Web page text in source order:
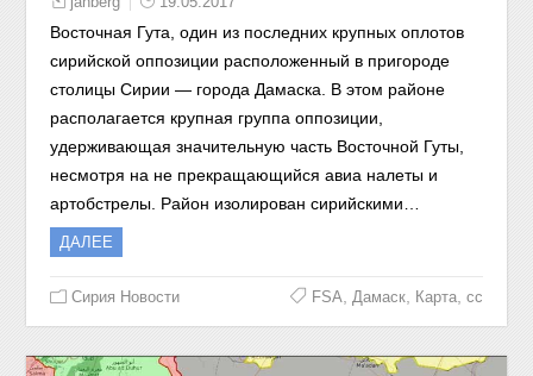
Восточная Гута, один из последних крупных оплотов
сирийской оппозиции расположенный в пригороде
столицы Сирии — города Дамаска. В этом районе
располагается крупная группа оппозиции,
удерживающая значительную часть Восточной Гуты,
несмотря на не прекращающийся авиа налеты и
артобстрелы. Район изолирован сирийскими…
ДАЛЕЕ
Сирия Новости FSA Дамаск, Карта, сс